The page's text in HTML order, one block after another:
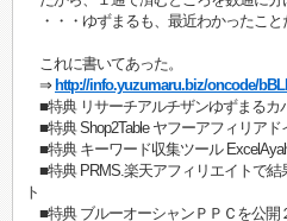
・・・ゆずまるも、最近わかったこと
これに書いてあった。
⇒ http://info.yuzumaru.biz/oncode/
■特典 リサーチアルチザンゆずまるカ
■特典 Shop2Table ヤフーアフィリアド
■特典 キーワード収集ツール
■特典 PRMS.楽天アフィリエイトで結
ト
■特典 ブルーオーシャンＰＰＣを公開